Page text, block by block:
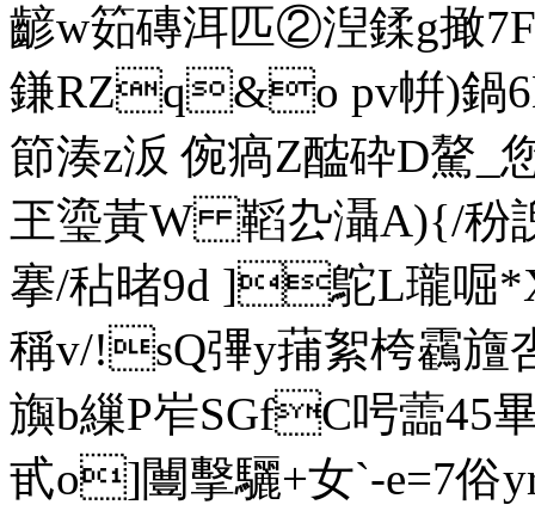
齴w筎磚洱匹②湼鍒g撖7F
鎌RZq&o pv帲)鍋
節湊z汳 倇瘑Z醓砕D驁
玊瑬黃W 鞱厹灄A){/秎
搴/秥暏9d ]鴕L瓏啒
稱v/!sQ彃y蒱絮桍靏旜
旟b繅P岝SGfC呺蘦45
甙o]闦擊驪+女`-